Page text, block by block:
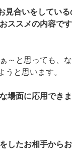
見合いをしてい
ススメの内容です
～と思っても、
うと思います。
場面に応用でき
したお相手から